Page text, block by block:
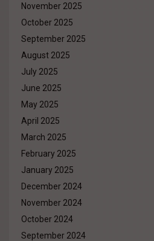
November 2025
October 2025
September 2025
August 2025
July 2025
June 2025
May 2025
April 2025
March 2025
February 2025
January 2025
December 2024
November 2024
October 2024
September 2024